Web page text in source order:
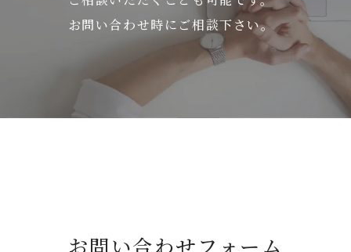
お問い合わせ時にご相談下さい。
お問い合わせフォーム